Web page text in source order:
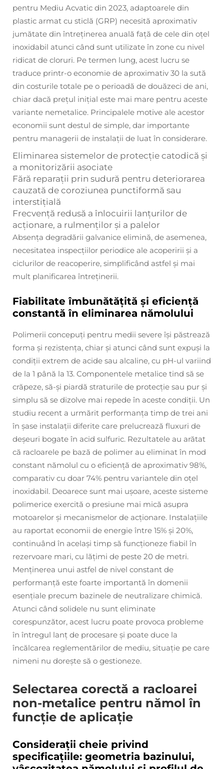
pentru Mediu Acvatic din 2023, adaptoarele din
plastic armat cu sticlă (GRP) necesită aproximativ
jumătate din întreținerea anuală față de cele din oțel
inoxidabil atunci când sunt utilizate în zone cu nivel
ridicat de cloruri. Pe termen lung, acest lucru se
traduce printr-o economie de aproximativ 30 la sută
din costurile totale pe o perioadă de douăzeci de ani,
chiar dacă prețul inițial este mai mare pentru aceste
variante nemetalice. Principalele motive ale acestor
economii sunt destul de simple, dar importante
pentru managerii de instalații de luat în considerare.
Eliminarea sistemelor de protecție catodică și
a monitorizării asociate
Fără reparații prin sudură pentru deteriorarea
cauzată de coroziunea punctiformă sau
interstițială
Frecvență redusă a înlocuirii lanțurilor de
acționare, a rulmenților și a palelor
Absența degradării galvanice elimină, de asemenea,
necesitatea inspecțiilor periodice ale acoperirii și a
ciclurilor de reacoperire, simplificând astfel și mai
mult planificarea întreținerii.
Fiabilitate îmbunătățită și eficiență
constantă în eliminarea nămolului
Polimerii concepuți pentru medii severe își păstrează
forma și rezistența, chiar și atunci când sunt expuși la
condiții extrem de acide sau alcaline, cu pH-ul variind
de la 1 până la 13. Componentele metalice tind să se
crăpeze, să-și piardă straturile de protecție sau pur și
simplu să se dizolve mai repede în aceste condiții. Un
studiu recent a urmărit performanța timp de trei ani
în șase instalații diferite care prelucrează fluxuri de
deșeuri bogate în acid sulfuric. Rezultatele au arătat
că racloarele pe bază de polimer au eliminat în mod
constant nămolul cu o eficiență de aproximativ 98%,
comparativ cu doar 74% pentru variantele din oțel
inoxidabil. Deoarece sunt mai ușoare, aceste sisteme
polimerice exercită o presiune mai mică asupra
motoarelor și mecanismelor de acționare. Instalațiile
au raportat economii de energie între 15% și 20%,
continuând în același timp să funcționeze fiabil în
rezervoare mari, cu lățimi de peste 20 de metri.
Menținerea unui astfel de nivel constant de
performanță este foarte importantă în domenii
esențiale precum bazinele de neutralizare chimică.
Atunci când solidele nu sunt eliminate
corespunzător, acest lucru poate provoca probleme
în întregul lanț de procesare și poate duce la
încălcarea reglementărilor de mediu, situație pe care
nimeni nu dorește să o gestioneze.
Selectarea corectă a racloarei
non-metalice pentru nămol în
funcție de aplicație
Considerații cheie privind
specificațiile: geometria bazinului,